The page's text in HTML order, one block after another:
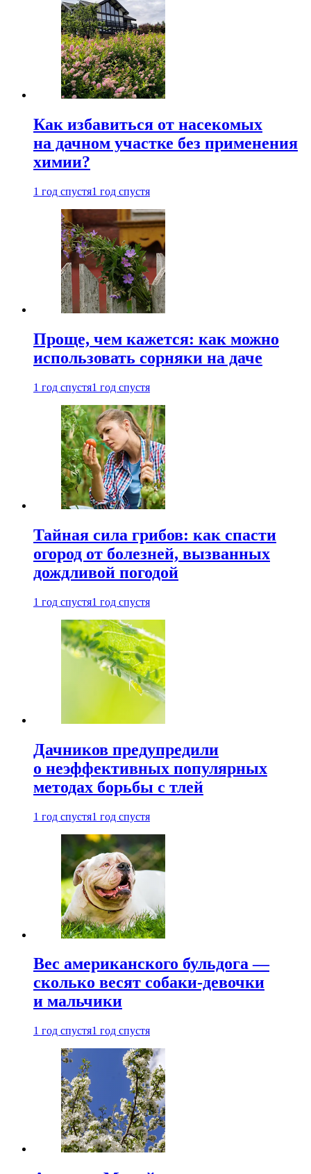
Как избавиться от насекомых
на дачном участке без применения
химии?
1 год спустя1 год спустя
Проще, чем кажется: как можно
использовать сорняки на даче
1 год спустя1 год спустя
Тайная сила грибов: как спасти
огород от болезней, вызванных
дождливой погодой
1 год спустя1 год спустя
Дачников предупредили
о неэффективных популярных
методах борьбы с тлей
1 год спустя1 год спустя
Вес американского бульдога —
сколько весят собаки-девочки
и мальчики
1 год спустя1 год спустя